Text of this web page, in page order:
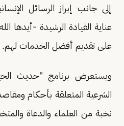
إلى جانب إبراز الرسائل
عناية القيادة الرشيدة -أيدها
على تقديم أفضل الخدمات لهم.
ويستعرض برنامج "حديث
الشرعية المتعلقة بأحكام
نخبة من العلماء والدعاة